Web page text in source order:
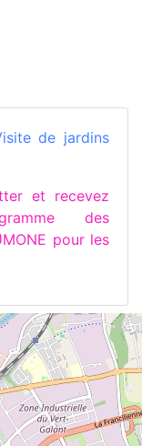
de jardins
et recevez
des
pour les